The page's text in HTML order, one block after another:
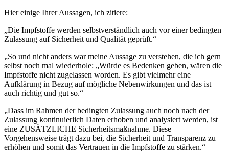
Hier einige Ihrer Aussagen, ich zitiere:
„Die Impfstoffe werden selbstverständlich auch vor einer bedingten
Zulassung auf Sicherheit und Qualität geprüft.“
„So und nicht anders war meine Aussage zu verstehen, die ich gern
selbst noch mal wiederhole: „Würde es Bedenken geben, wären die
Impfstoffe nicht zugelassen worden. Es gibt vielmehr eine
Aufklärung in Bezug auf mögliche Nebenwirkungen und das ist
auch richtig und gut so.“
„Dass im Rahmen der bedingten Zulassung auch noch nach der
Zulassung kontinuierlich Daten erhoben und analysiert werden, ist
eine ZUSÄTZLICHE Sicherheitsmaßnahme. Diese
Vorgehensweise trägt dazu bei, die Sicherheit und Transparenz zu
erhöhen und somit das Vertrauen in die Impfstoffe zu stärken.“